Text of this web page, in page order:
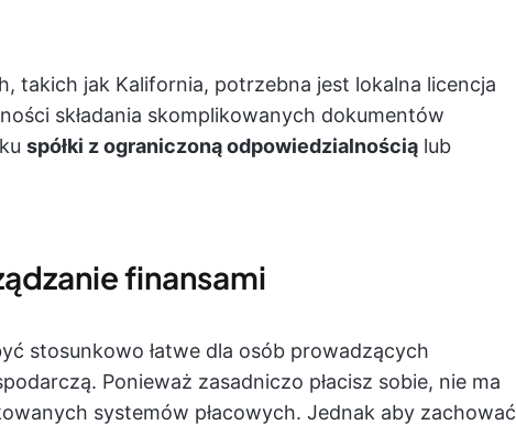
takich jak Kalifornia, potrzebna jest lokalna licencja
składania skomplikowanych dokumentów
spółki z ograniczoną odpowiedzialnością lub
finansami
stosunkowo łatwe dla osób prowadzących
Ponieważ zasadniczo płacisz sobie, nie ma
systemów płacowych. Jednak aby zachować